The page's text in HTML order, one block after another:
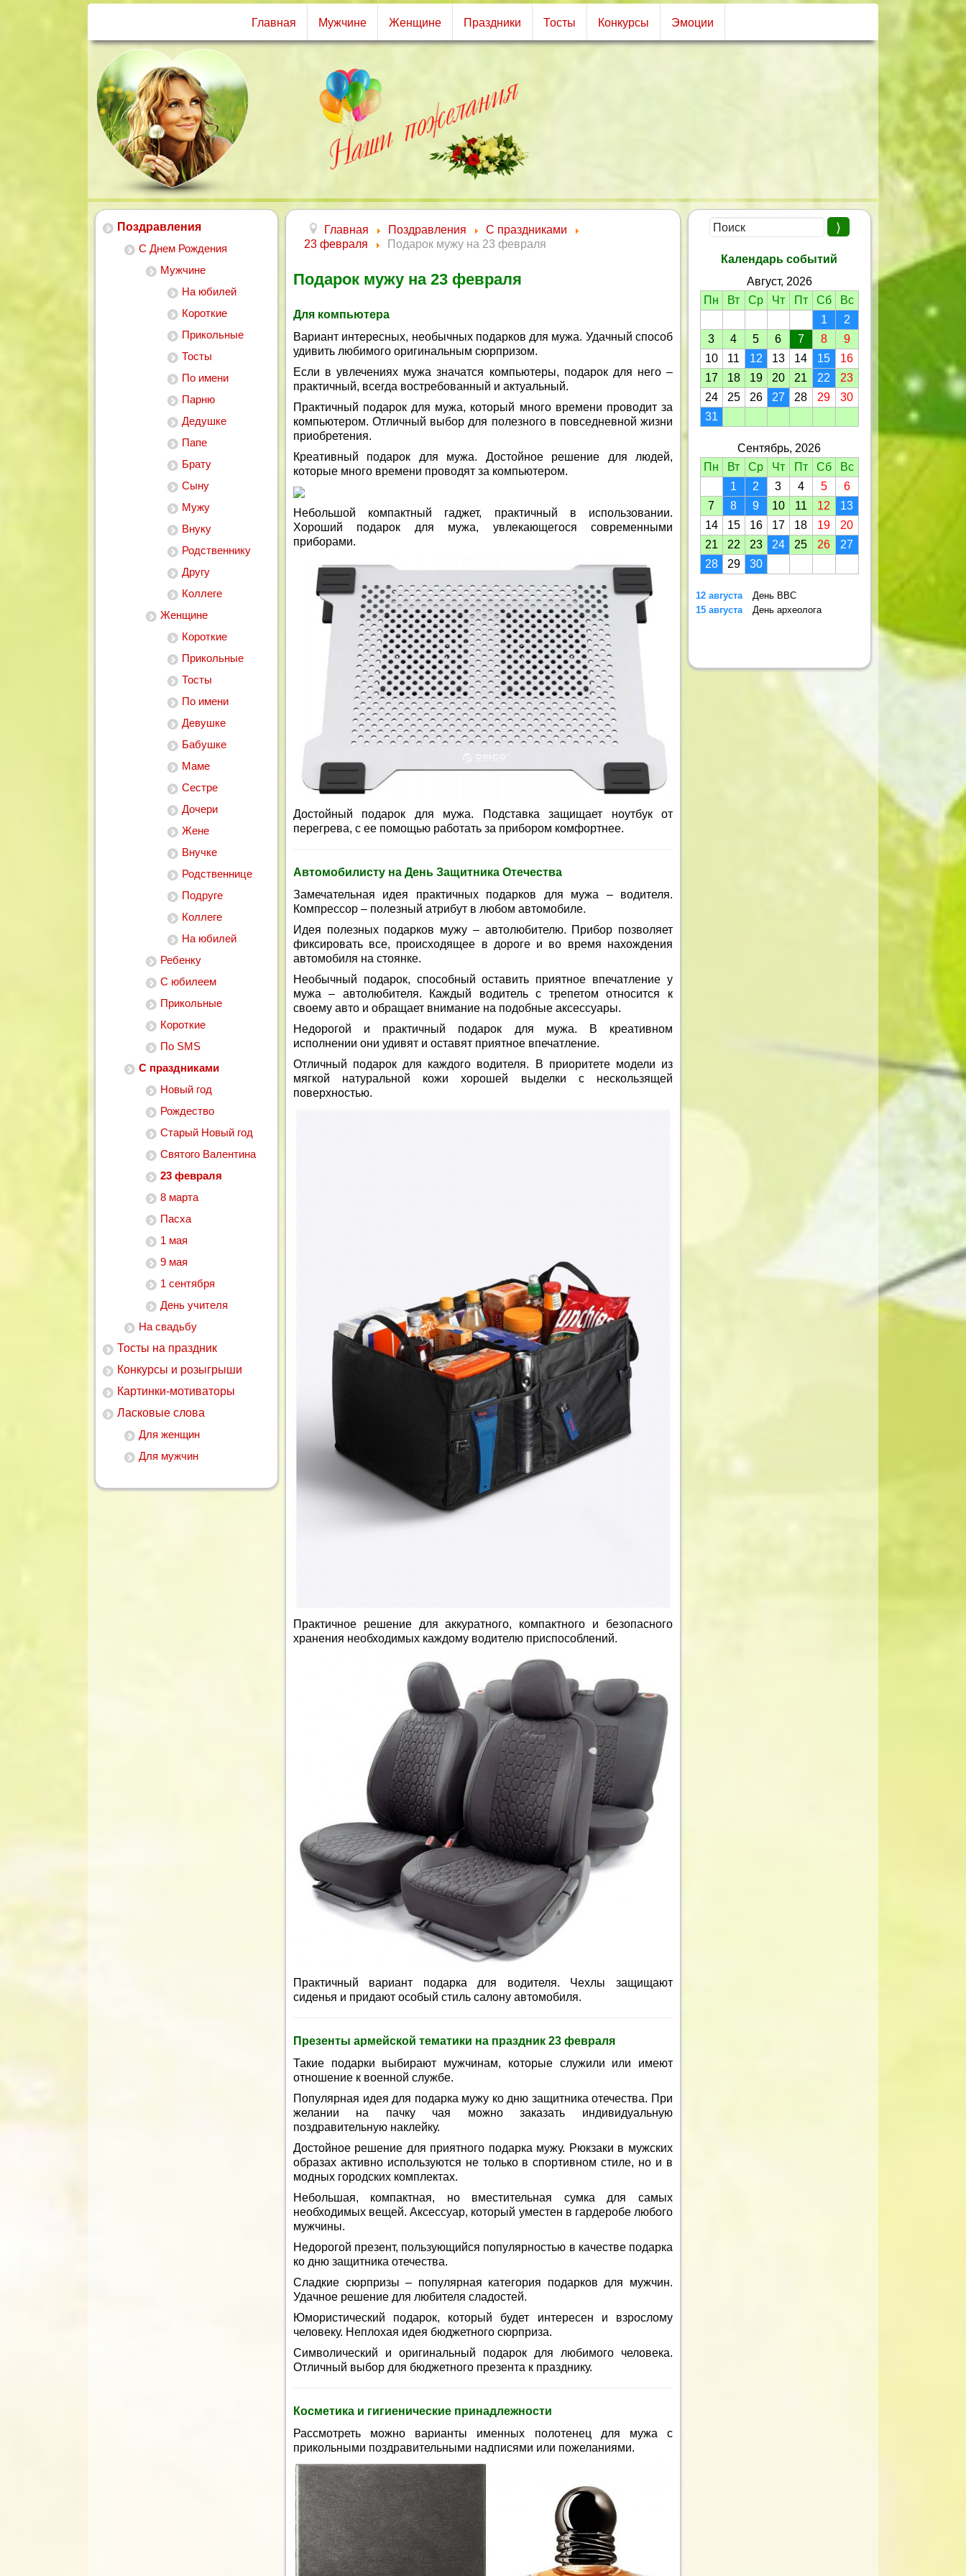
Главная Мужчине Женщине Праздники Тосты Конкурсы Эмоции
Поздравления
С Днем Рождения
Мужчине
На юбилей
Короткие
Прикольные
Тосты
По имени
Парню
Дедушке
Папе
Брату
Сыну
Мужу
Внуку
Родственнику
Другу
Коллеге
Женщине
Короткие
Прикольные
Тосты
По имени
Девушке
Бабушке
Маме
Сестре
Дочери
Жене
Внучке
Родственнице
Подруге
Коллеге
На юбилей
Ребенку
С юбилеем
Прикольные
Короткие
По SMS
С праздниками
Новый год
Рождество
Старый Новый год
Святого Валентина
23 февраля
8 марта
Пасха
1 мая
9 мая
1 сентября
День учителя
На свадьбу
Тосты на праздник
Конкурсы и розыгрыши
Картинки-мотиваторы
Ласковые слова
Для женщин
Для мужчин
Главная Поздравления
С праздниками
23 февраля
Подарок мужу на 23 февраля
Подарок мужу на 23 февраля
Для компьютера
Вариант интересных, необычных подарков для мужа. Удачный способ
удивить любимого оригинальным сюрпризом.
Если в увлечениях мужа значатся компьютеры, подарок для него –
практичный, всегда востребованный и актуальный.
Практичный подарок для мужа, который много времени проводит за
компьютером. Отличный выбор для полезного в повседневной жизни
приобретения.
Креативный подарок для мужа. Достойное решение для людей,
которые много времени проводят за компьютером.
Небольшой компактный гаджет, практичный в использовании.
Хороший подарок для мужа, увлекающегося современными
приборами.
Достойный подарок для мужа. Подставка защищает ноутбук от
перегрева, с ее помощью работать за прибором комфортнее.
Автомобилисту на День Защитника Отечества
Замечательная идея практичных подарков для мужа – водителя.
Компрессор – полезный атрибут в любом автомобиле.
Идея полезных подарков мужу – автолюбителю. Прибор позволяет
фиксировать все, происходящее в дороге и во время нахождения
автомобиля на стоянке.
Необычный подарок, способный оставить приятное впечатление у
мужа – автолюбителя. Каждый водитель с трепетом относится к
своему авто и обращает внимание на подобные аксессуары.
Недорогой и практичный подарок для мужа. В креативном
исполнении они удивят и оставят приятное впечатление.
Отличный подарок для каждого водителя. В приоритете модели из
мягкой натуральной кожи хорошей выделки с нескользящей
поверхностью.
Практичное решение для аккуратного, компактного и безопасного
хранения необходимых каждому водителю приспособлений.
Практичный вариант подарка для водителя. Чехлы защищают
сиденья и придают особый стиль салону автомобиля.
Презенты армейской тематики на праздник 23 февраля
Такие подарки выбирают мужчинам, которые служили или имеют
отношение к военной службе.
Популярная идея для подарка мужу ко дню защитника отечества. При
желании на пачку чая можно заказать индивидуальную
поздравительную наклейку.
Достойное решение для приятного подарка мужу. Рюкзаки в мужских
образах активно используются не только в спортивном стиле, но и в
модных городских комплектах.
Небольшая, компактная, но вместительная сумка для самых
необходимых вещей. Аксессуар, который уместен в гардеробе любого
мужчины.
Недорогой презент, пользующийся популярностью в качестве подарка
ко дню защитника отечества.
Сладкие сюрпризы – популярная категория подарков для мужчин.
Удачное решение для любителя сладостей.
Юмористический подарок, который будет интересен и взрослому
человеку. Неплохая идея бюджетного сюрприза.
Символический и оригинальный подарок для любимого человека.
Отличный выбор для бюджетного презента к празднику.
Косметика и гигиенические принадлежности
Рассмотреть можно варианты именных полотенец для мужа с
прикольными поздравительными надписями или пожеланиями.
Календарь событий
Август, 2026
Пн
Вт Ср Чт Пт Сб
Вс
1
2
3
4 5 6 7 8
9
10
11 12 13 14 15
16
17
18 19 20 21 22
23
24
25 26 27 28 29
30
31
Сентябрь, 2026
Пн
Вт Ср Чт Пт Сб
Вс
1
2 3 4 5
6
7
8 9 10 11 12
13
14
15 16 17 18 19
20
21
22 23 24 25 26
27
28
29 30
12 августа
День ВВС
15 августа
День археолога